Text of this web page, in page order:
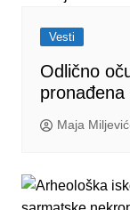
Vesti
Odlično
pronađena
Maja